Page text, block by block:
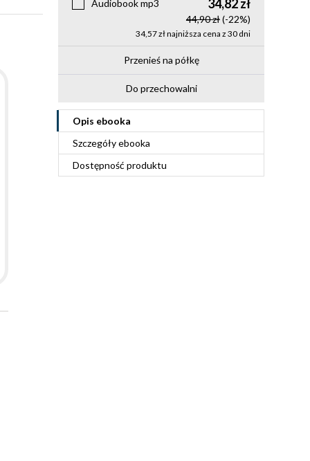
Audiobook mp3 34,82 zł
44,90 zł(-22%)
34,57 zł najniższa cena z 30 dni
Przenieś na półkę
Do przechowalni
Opis ebooka
Szczegółyebooka
Dostępność produktu